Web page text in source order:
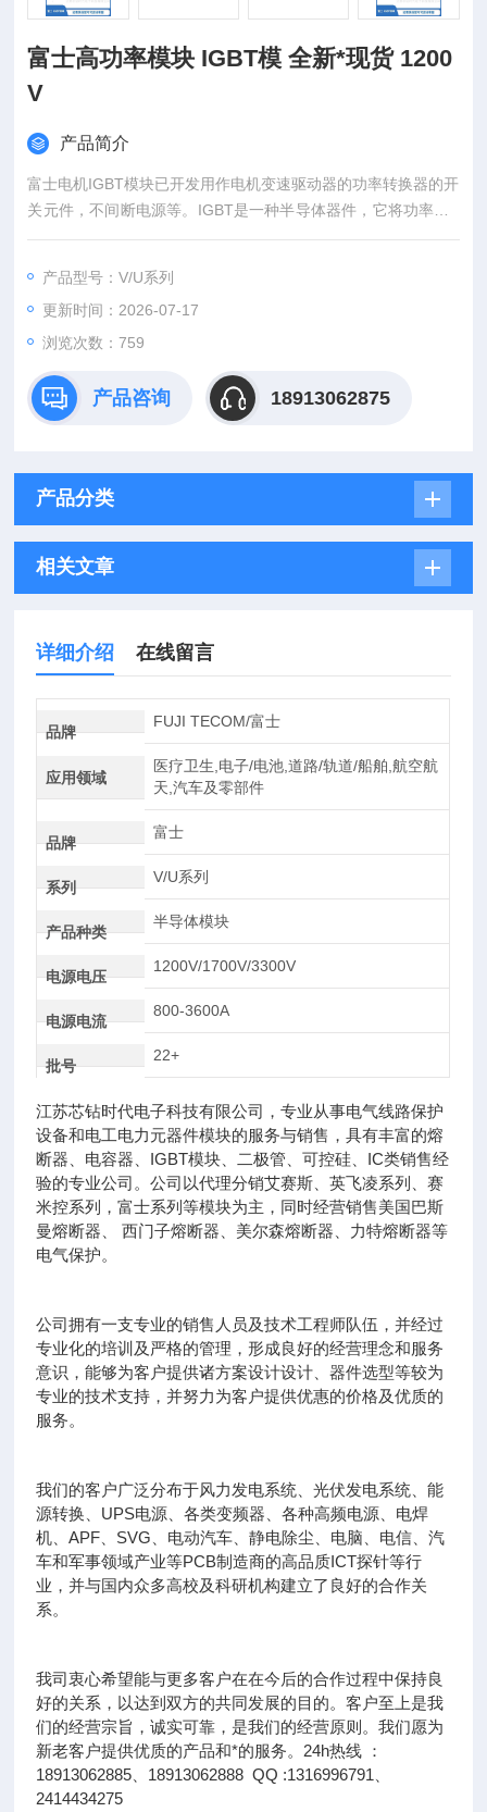
富士高功率模块 IGBT模 全新*现货 1200
V
产品简介
富士电机IGBT模块已开发用作电机变速驱动器的功率转换器的开
关元件，不间断电源等。IGBT是一种半导体器件，它将功率MO
SFET的高速开关性能与双极晶体管的高电压/高电流处理能力相
产品型号：V/U系列
更新时间：2026-07-17
浏览次数：759
产品咨询 18913062875
产品分类
相关文章
详细介绍 在线留言
品牌
FUJI TECOM/富士
应用领域
医疗卫生,电子/电池,道路/轨道/船舶,航空航
天,汽车及零部件
品牌
富士
系列
V/U系列
产品种类
半导体模块
电源电压
1200V/1700V/3300V
电源电流
800-3600A
批号
22+
江苏芯钻时代电子科技有限公司，专业从事电气线路保护
设备和电工电力元器件模块的服务与销售，具有丰富的熔
断器、电容器、IGBT模块、二极管、可控硅、IC类销售经
验的专业公司。公司以代理分销艾赛斯、英飞凌系列、赛
米控系列，富士系列等模块为主，同时经营销售美国巴斯
曼熔断器、 西门子熔断器、美尔森熔断器、力特熔断器等
电气保护。
公司拥有一支专业的销售人员及技术工程师队伍，并经过
专业化的培训及严格的管理，形成良好的经营理念和服务
意识，能够为客户提供诸方案设计设计、器件选型等较为
专业的技术支持，并努力为客户提供优惠的价格及优质的
服务。
我们的客户广泛分布于风力发电系统、光伏发电系统、能
源转换、UPS电源、各类变频器、各种高频电源、电焊
机、APF、SVG、电动汽车、静电除尘、电脑、电信、汽
车和军事领域产业等PCB制造商的高品质ICT探针等行
业，并与国内众多高校及科研机构建立了良好的合作关
系。
我司衷心希望能与更多客户在在今后的合作过程中保持良
好的关系，以达到双方的共同发展的目的。客户至上是我
们的经营宗旨，诚实可靠，是我们的经营原则。我们愿为
新老客户提供优质的产品和*的服务。24h热线 ：
18913062885、18913062888 QQ :1316996791、
2414434275